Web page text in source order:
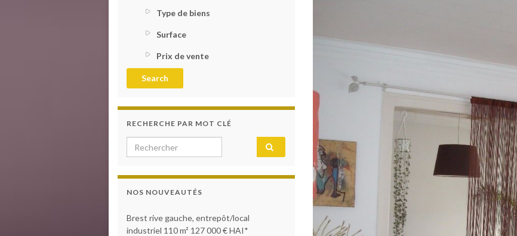
Type de biens
Surface
Prix de vente
RECHERCHE PAR MOT CLÉ
NOS NOUVEAUTÉS
Brest rive gauche, entrepôt/local
industriel 110 m² 127 000 € HAI*